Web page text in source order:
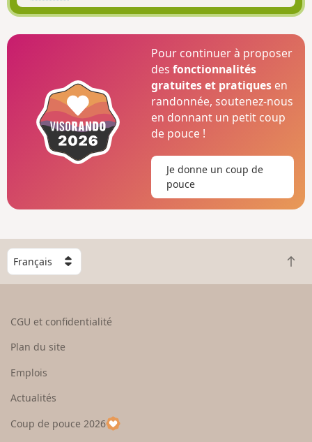
Pour continuer à proposer
desfonctionnalités
gratuites et pratiques en
randonnée, soutenez-nous
en donnant un petit coup
de pouce !
Je donne un coup de
pouce
C
h
o
e
u
p
R
e
CGU et confidentialité
Plan du site
Emplois
Actualités
Coup de pouce 2026